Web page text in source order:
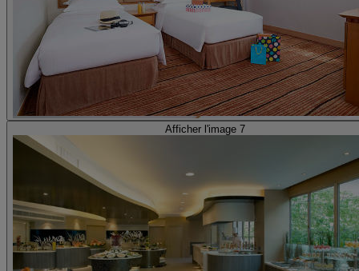
Afficher l'image 7